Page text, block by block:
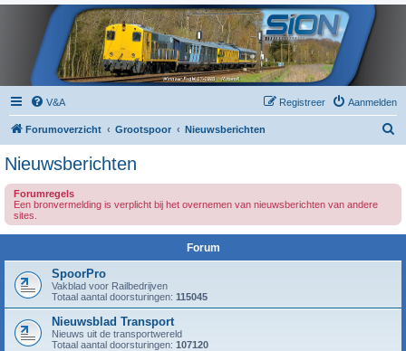
V&A Aanmelden
Registreer
Forumoverzicht Grootspoor Nieuwsberichten
Nieuwsberichten
Forumregels
Een bronvermelding is verplicht bij het overnemen van nieuwsberichten van andere
sites.
Forum
SpoorPro
Vakblad voor Railbedrijven
Totaal aantal doorsturingen: 115045
Nieuwsblad Transport
Nieuws uit de transportwereld
Totaal aantal doorsturingen: 107120